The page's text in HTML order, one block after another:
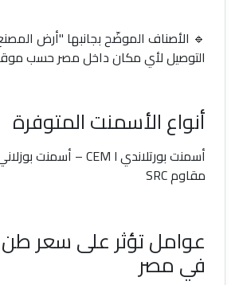
🔹 الأصناف الموضّح بجانبها "أرض
التوصيل لأي مكان داخل مصر حسب
أنواع الأسمنت المتوفرة
مقاوم SRC
عوامل تؤثر على سعر
في مصر